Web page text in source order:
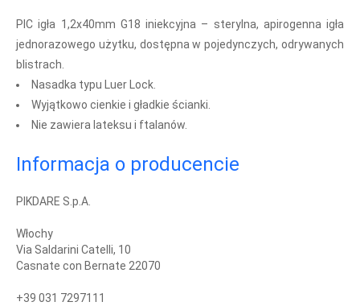
PIC igła 1,2x40mm G18 iniekcyjna – sterylna, apirogenna igła
jednorazowego użytku, dostępna w pojedynczych, odrywanych
blistrach.
Nasadka typu Luer Lock.
Wyjątkowo cienkie i gładkie ścianki.
Nie zawiera lateksu i ftalanów.
Informacja o producencie
PIKDARE S.p.A.
Włochy
Via Saldarini Catelli, 10
Casnate con Bernate 22070
+39 031 7297111